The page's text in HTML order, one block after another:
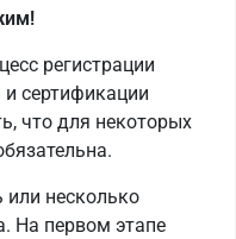
регистрации
сертификации
что для некоторых
несколько
На первом этапе